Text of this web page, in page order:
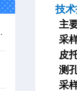
篇便知
技
主
采
皮
测
采